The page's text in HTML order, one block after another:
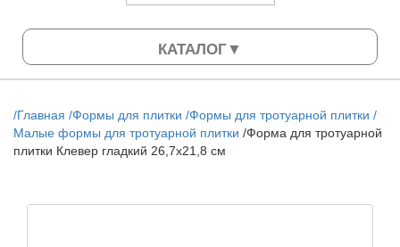
/Главная /Формы для плитки /Формы для тротуарной плитки /
Малые формы для тротуарной плитки /Форма для тротуарной
плитки Клевер гладкий 26,7х21,8 см
КАТАЛОГ